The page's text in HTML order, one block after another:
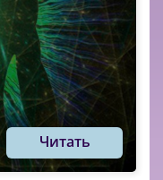
Читать